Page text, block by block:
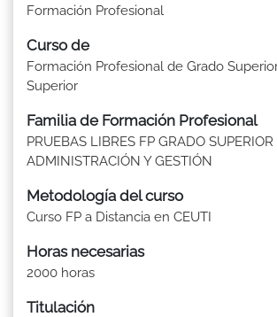
Formación Profesional
Curso de
Formación Profesional de Grado
Superior
Familia de Formación Profesional
PRUEBAS LIBRES FP GRADO SUPERIOR
ADMINISTRACIÓN Y GESTIÓN
Metodología del curso
Curso FP a Distancia en CEUTI
Horas necesarias
2000 horas
Titulación